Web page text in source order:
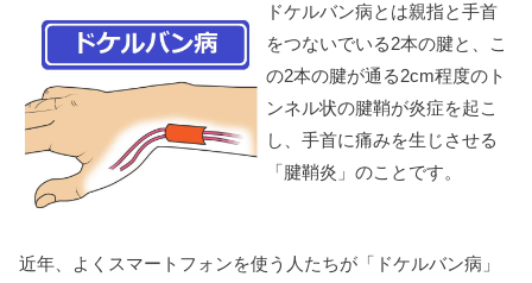
ドケルバン病とは親指と手首
をつないでいる2本の腱と、こ
の2本の腱が通る2cm程度のト
ンネル状の腱鞘が炎症を起こ
し、手首に痛みを生じさせる
「腱鞘炎」のことです。
近年、よくスマートフォンを使う人たちが「ドケルバン病」